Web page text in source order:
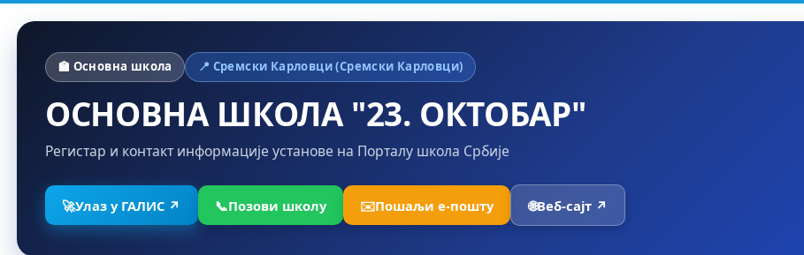
🏫 Основна школа 📍 Сремски Карловци (Сремски Карловци)
ОСНОВНА ШКОЛА "23. ОКТОБАР"
Регистар и контакт информације установе на Порталу школа Србије
🚀Улаз у ГАЛИС ↗ 📞Позови школу ✉️Пошаљи е-пошту 🌐Веб-сајт ↗